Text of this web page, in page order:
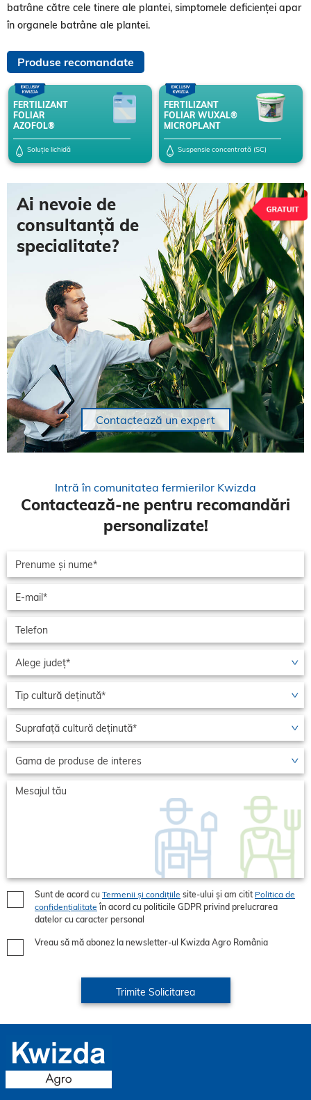
batrâne către cele tinere ale plantei, simptomele deficienței apar
în organele batrâne ale plantei.
Produse recomandate
FERTILIZANT
FOLIAR
AZOFOL®
Soluție lichidă
FERTILIZANT
FOLIAR WUXAL®
MICROPLANT
Suspensie concentrată (SC)
Ai nevoie de
consultanță de
specialitate?
Contactează un expert
Intră în comunitatea fermierilor Kwizda
Contactează-ne pentru recomandări
personalizate!
Sunt de acord cu Termenii și condițiile site-ului și am citit Politica de
confidențialitate în acord cu politicile GDPR privind prelucrarea
datelor cu caracter personal
Vreau să mă abonez la newsletter-ul Kwizda Agro România